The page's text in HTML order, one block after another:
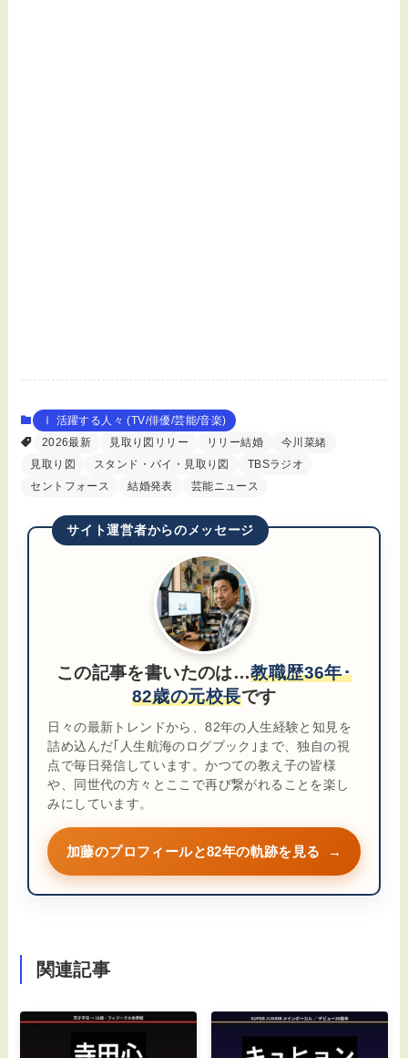
Ⅰ 活躍する人々 (TV/俳優/芸能/音楽)
2026最新
見取り図リリー リリー結婚
今川菜緒
見取り図
スタンド・バイ・見取り図
TBSラジオ
セントフォース
結婚発表 芸能ニュース
サイト運営者からのメッセージ
この記事を書いたのは…教職歴36年･
82歳の元校長です
日々の最新トレンドから、82年の人生経験と知見を
詰め込んだ｢人生航海のログブック｣まで、独自の視
点で毎日発信しています。かつての教え子の皆様
や、同世代の方々とここで再び繋がれることを楽し
みにしています。
加藤のプロフィールと82年の軌跡を見る →
関連記事